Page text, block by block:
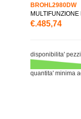
BROHL2980DW
€.485,74
disponibilita'
quantita' minima